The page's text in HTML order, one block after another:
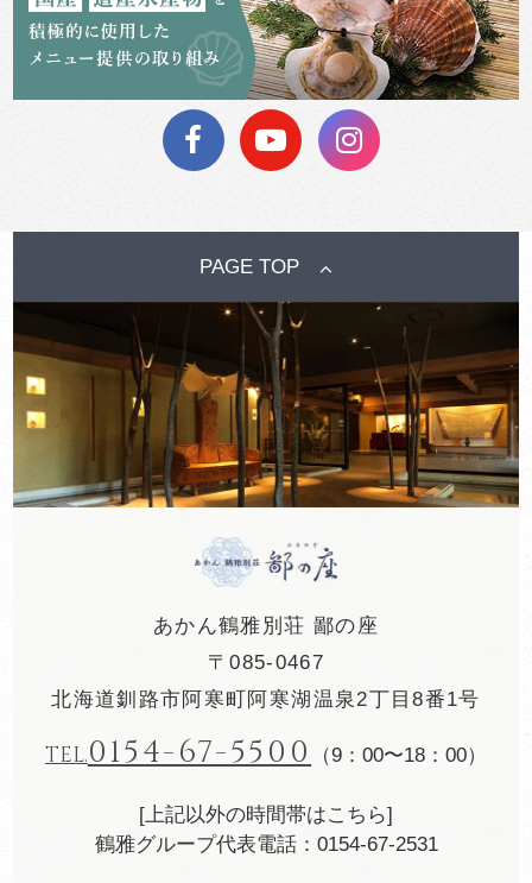
PAGE TOP
あかん鶴雅別荘 鄙の座
〒085-0467
北海道釧路市阿寒町阿寒湖温泉2丁目8番1号
TEL.0154-67-5500 （9：00〜18：00）
[上記以外の時間帯はこちら]
鶴雅グループ代表電話：0154-67-2531